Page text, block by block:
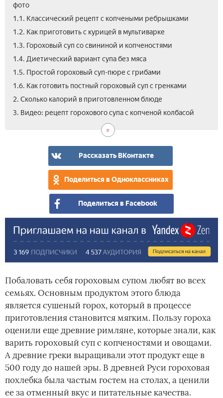
фото
1.1. Классический рецепт с копчеными ребрышками
1.2. Как приготовить с курицей в мультиварке
1.3. Гороховый суп со свининой и копченостями
1.4. Диетический вариант супа без мяса
1.5. Простой гороховый суп-пюре с грибами
1.6. Как готовить постный гороховый суп с гренками
2. Сколько калорий в приготовленном блюде
3. Видео: рецепт горохового супа с копченой колбасой
Рассказать ВКонтакте
Поделиться в Одноклассниках
Поделиться в Facebook
Побаловать себя гороховым супом любят во всех
семьях. Основным продуктом этого блюда
является сушеный горох, который в процессе
приготовления становится мягким. Пользу гороха
оценили еще древние римляне, которые знали, как
варить гороховый суп с копченостями и овощами.
А древние греки выращивали этот продукт еще в
500 году до нашей эры. В древней Руси гороховая
похлебка была частым гостем на столах, а ценили
ее за отменный вкус и питательные качества.